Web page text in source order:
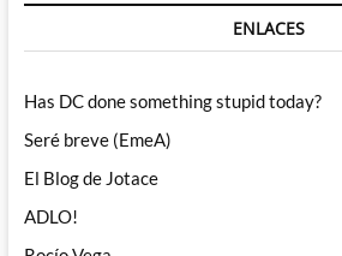
ENLACES
Has DC done something stupid today?
Seré breve (EmeA)
El Blog de Jotace
ADLO!